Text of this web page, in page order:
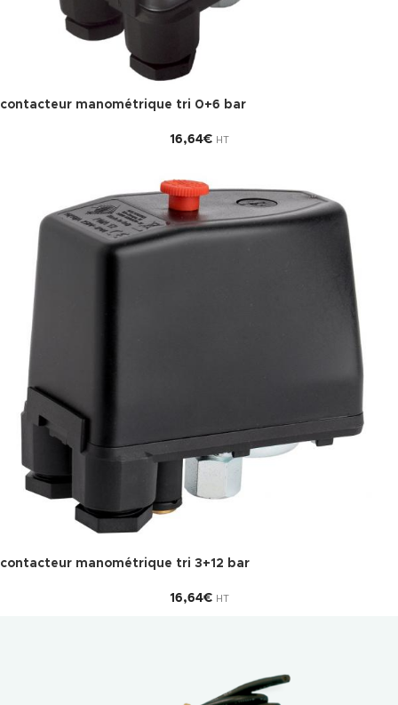
contacteur manométrique tri 0+6 bar
16,64€ HT
contacteur manométrique tri 3+12 bar
16,64€ HT